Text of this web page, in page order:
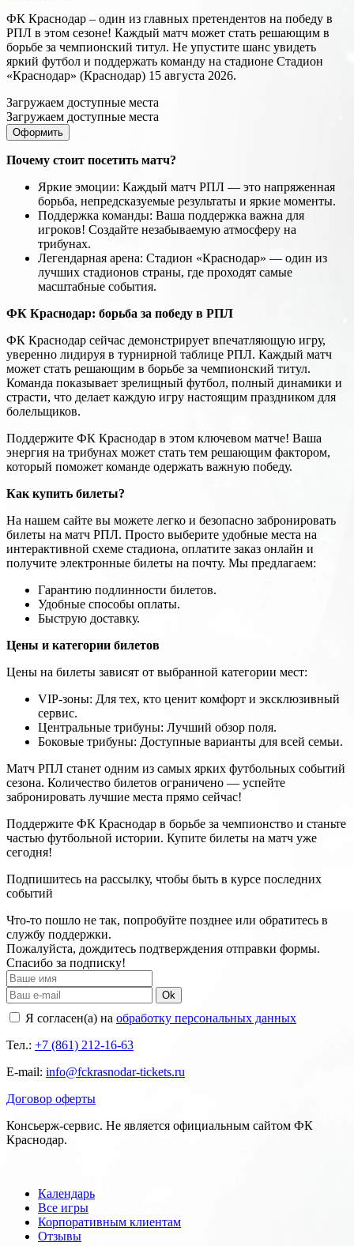
ФК Краснодар – один из главных претендентов на победу в
РПЛ в этом сезоне! Каждый матч может стать решающим в
борьбе за чемпионский титул. Не упустите шанс увидеть
яркий футбол и поддержать команду на стадионе Стадион
«Краснодар» (Краснодар) 15 августа 2026.
Загружаем доступные места
Загружаем доступные места
Оформить
Почему стоит посетить матч?
Яркие эмоции: Каждый матч РПЛ — это напряженная
борьба, непредсказуемые результаты и яркие моменты.
Поддержка команды: Ваша поддержка важна для
игроков! Создайте незабываемую атмосферу на
трибунах.
Легендарная арена: Стадион «Краснодар» — один из
лучших стадионов страны, где проходят самые
масштабные события.
ФК Краснодар: борьба за победу в РПЛ
ФК Краснодар сейчас демонстрирует впечатляющую игру,
уверенно лидируя в турнирной таблице РПЛ. Каждый матч
может стать решающим в борьбе за чемпионский титул.
Команда показывает зрелищный футбол, полный динамики и
страсти, что делает каждую игру настоящим праздником для
болельщиков.
Поддержите ФК Краснодар в этом ключевом матче! Ваша
энергия на трибунах может стать тем решающим фактором,
который поможет команде одержать важную победу.
Как купить билеты?
На нашем сайте вы можете легко и безопасно забронировать
билеты на матч РПЛ. Просто выберите удобные места на
интерактивной схеме стадиона, оплатите заказ онлайн и
получите электронные билеты на почту. Мы предлагаем:
Гарантию подлинности билетов.
Удобные способы оплаты.
Быструю доставку.
Цены и категории билетов
Цены на билеты зависят от выбранной категории мест:
VIP-зоны: Для тех, кто ценит комфорт и эксклюзивный
сервис.
Центральные трибуны: Лучший обзор поля.
Боковые трибуны: Доступные варианты для всей семьи.
Матч РПЛ станет одним из самых ярких футбольных событий
сезона. Количество билетов ограничено — успейте
забронировать лучшие места прямо сейчас!
Поддержите ФК Краснодар в борьбе за чемпионство и станьте
частью футбольной истории. Купите билеты на матч уже
сегодня!
Подпишитесь на рассылку, чтобы быть в курсе последних
событий
Что-то пошло не так, попробуйте позднее или обратитесь в
службу поддержки.
Пожалуйста, дождитесь подтверждения отправки формы.
Спасибо за подписку!
Ok
Я согласен(а) на обработку персональных данных
Тел.: +7 (861) 212-16-63
E-mail: info@fckrasnodar-tickets.ru
Договор оферты
Консьерж-сервис. Не является официальным сайтом ФК
Краснодар.
Календарь
Все игры
Корпоративным клиентам
Отзывы